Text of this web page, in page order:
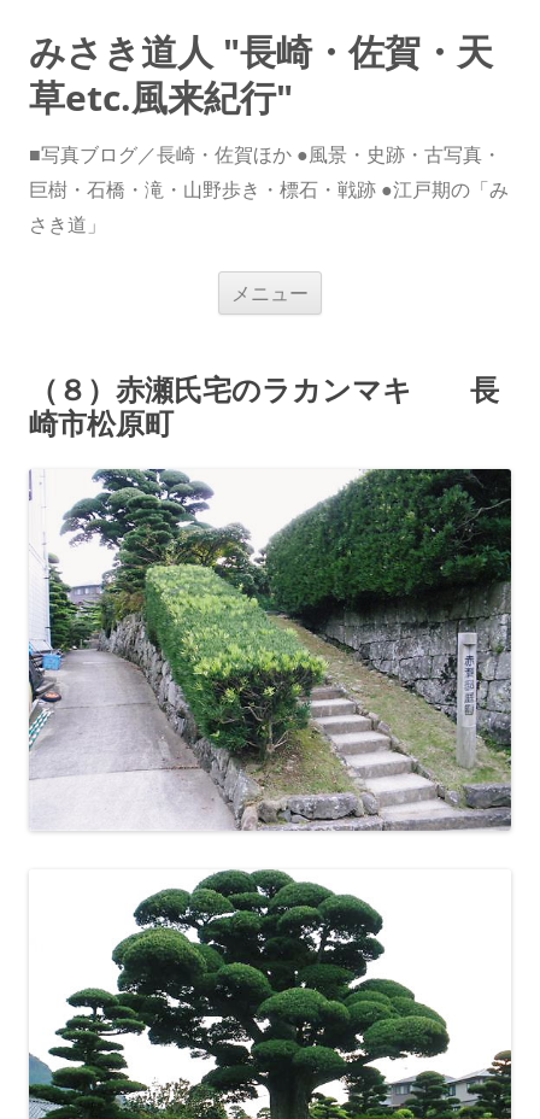
みさき道人 "長崎・佐賀・天
草etc.風来紀行"
■写真ブログ／長崎・佐賀ほか ●風景・史跡・古写真・
巨樹・石橋・滝・山野歩き・標石・戦跡 ●江戸期の「み
さき道」
メニュー
ス
キ
（８）赤瀬氏宅のラカンマキ 長
崎市松原町